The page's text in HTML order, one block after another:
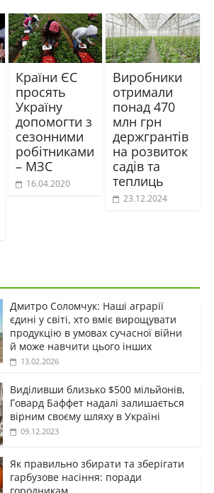
Країни ЄС
просять
Україну
допомогти з
сезонними
робітниками
– МЗС
16.04.2020
Виробники
отримали
понад 470
млн грн
держгрантів
на розвиток
садів та
теплиць
23.12.2024
Дмитро Соломчук: Наші аграрії
єдині у світі, хто вміє вирощувати
продукцію в умовах сучасної війни
й може навчити цього інших
13.02.2026
Виділивши близько $500 мільйонів,
Говард Баффет надалі залишається
вірним своєму шляху в Україні
09.12.2023
Як правильно збирати та зберігати
гарбузове насіння: поради